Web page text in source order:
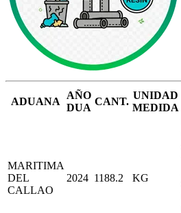
ADUANA
AÑO
DUA
CANT.
UNIDAD
MEDIDA
MARITIMA
DEL
CALLAO
2024 1188.2 KG